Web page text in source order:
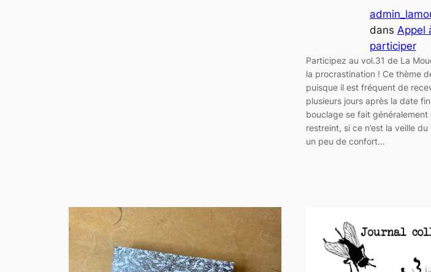
dans Appel
participer
Participez au vol.31 de La
la procrastination ! Ce thème
puisque il est fréquent de
plusieurs jours après la date
bouclage se fait généralement
restreint, si ce n’est la veille
un peu de confort…